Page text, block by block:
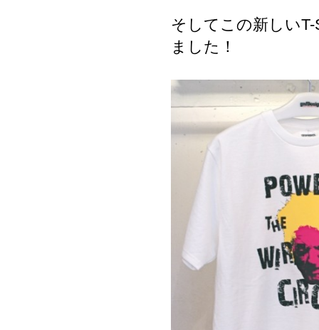
そしてこの新しい
ました！